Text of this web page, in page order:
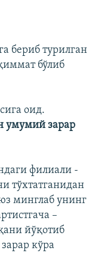
бериб турилган
бўлиб
оид.
умумий зарар
филиали -
тўхтатганидан
минглаб унинг
–
йўқотиб
кўра